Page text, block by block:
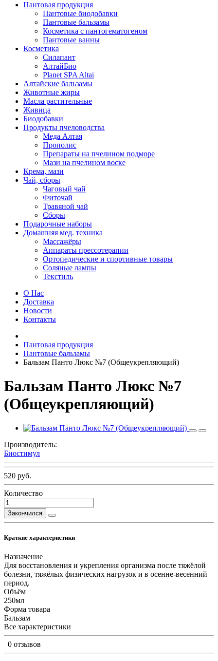
Пантовая продукция
Пантовые биодобавки
Пантовые бальзамы
Косметика с пантогематогеном
Пантовые ванны
Косметика
Силапант
АлтайБио
Planet SPA Altai
Алтайские бальзамы
Животные жиры
Масла растительные
Живица
Биодобавки
Продукты пчеловодства
Меда Алтая
Прополис
Препараты на пчелином подморе
Мази на пчелином воске
Крема, мази
Чай, сборы
Чаговый чай
Фиточай
Травяной чай
Сборы
Подарочные наборы
Домашняя мед. техника
Массажёры
Аппараты прессотерапии
Ортопедические и спортивные товары
Соляные лампы
Текстиль
О Нас
Доставка
Новости
Контакты
Пантовая продукция
Пантовые бальзамы
Бальзам Панто Люкс №7 (Общеукрепляющий)
Бальзам Панто Люкс №7
(Общеукрепляющий)
Производитель:
Биостимул
520 руб.
Количество
Закончился
Краткие характеристики
Назначение
Для восстановления и укрепления организма после тяжёлой
болезни, тяжёлых физических нагрузок и в осенне-весенний
период.
Объём
250мл
Форма товара
Бальзам
Все характеристики
0 отзывов